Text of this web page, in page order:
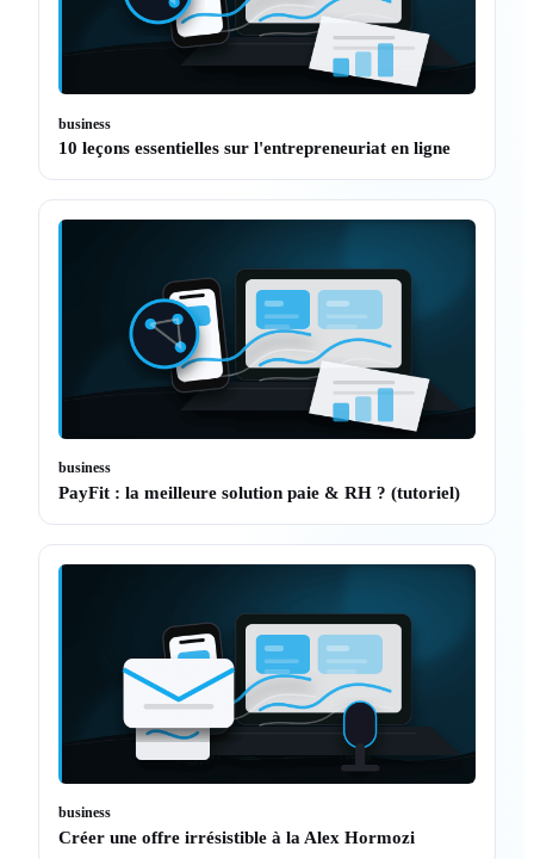
business
10 leçons essentielles sur l'entrepreneuriat en ligne
business
PayFit : la meilleure solution paie & RH ? (tutoriel)
business
Créer une offre irrésistible à la Alex Hormozi